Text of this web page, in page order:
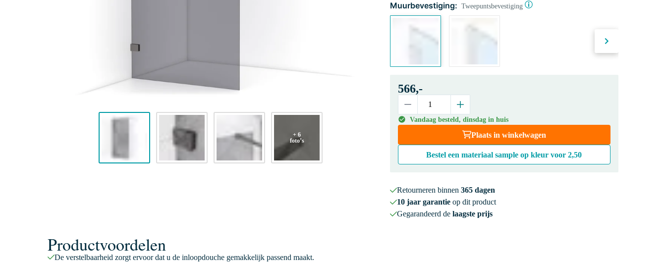
+ 6
foto’s
Muurbevestiging: Tweepuntsbevestiging
566,-
Vandaag besteld, dinsdag in huis
Plaats in winkelwagen
Bestel een materiaal sample op kleur voor2,50
Retourneren binnen 365 dagen
10 jaar garantieop dit product
Gegarandeerd de laagste prijs
Productvoordelen
De verstelbaarheid zorgt ervoor dat u de inloopdouche gemakkelijk passend maakt.